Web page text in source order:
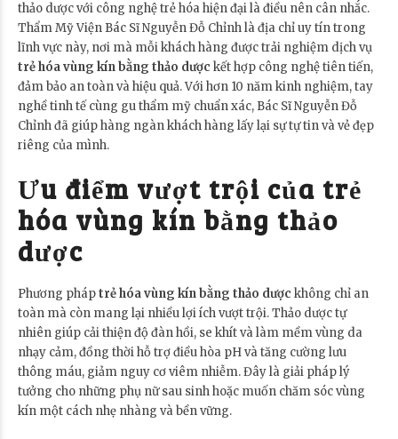
thảo dược với công nghệ trẻ hóa hiện đại là điều nên cân nhắc.
Thẩm Mỹ Viện Bác Sĩ Nguyễn Đỗ Chỉnh là địa chỉ uy tín trong
lĩnh vực này, nơi mà mỗi khách hàng được trải nghiệm dịch vụ
trẻ hóa vùng kín bằng thảo dược kết hợp công nghệ tiên tiến,
đảm bảo an toàn và hiệu quả. Với hơn 10 năm kinh nghiệm, tay
nghề tinh tế cùng gu thẩm mỹ chuẩn xác, Bác Sĩ Nguyễn Đỗ
Chỉnh đã giúp hàng ngàn khách hàng lấy lại sự tự tin và vẻ đẹp
riêng của mình.
Ưu điểm vượt trội của trẻ
hóa vùng kín bằng thảo
dược
Phương pháptrẻ hóa vùng kín bằng thảo dược không chỉ an
toàn mà còn mang lại nhiều lợi ích vượt trội. Thảo dược tự
nhiên giúp cải thiện độ đàn hồi, se khít và làm mềm vùng da
nhạy cảm, đồng thời hỗ trợ điều hòa pH và tăng cường lưu
thông máu, giảm nguy cơ viêm nhiễm. Đây là giải pháp lý
tưởng cho những phụ nữ sau sinh hoặc muốn chăm sóc vùng
kín một cách nhẹ nhàng và bền vững.